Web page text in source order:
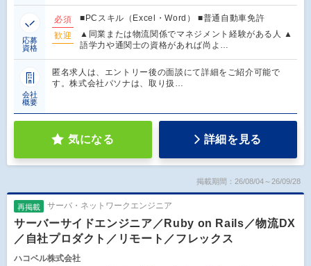
応募
資格
必須
■PCスキル（Excel・Word） ■普通自動車免許
歓迎
▲同業または物流関係でマネジメント経験がある人 ▲
語学力や通関士の資格があれば尚よ…
会社
概要
匿名求人は、エントリー後の面談にて詳細をご紹介可能で
す。株式会社パソナは、取り扱…
気になる 詳細を見る
掲載期間：26/08/04～26/09/28
再掲載 サーバ・ネットワークエンジニア
サーバーサイドエンジニア／Ruby on Rails／物流DX
／自社プロダクト／リモート／フレックス
ハコベル株式会社